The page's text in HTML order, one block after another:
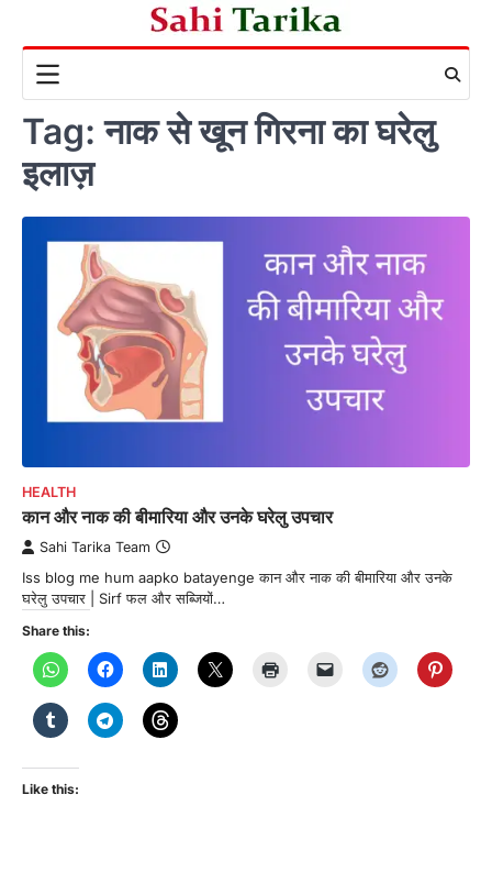
content
Tag:नाक से खून गिरना का घरेलु
इलाज़
HEALTH
कान और नाक की बीमारिया और उनके घरेलु उपचार
Sahi Tarika Team
Iss blog me hum aapko batayenge कान और नाक की बीमारिया और उनके
घरेलु उपचार | Sirf फल और सब्जियों…
Share this:
Like this: